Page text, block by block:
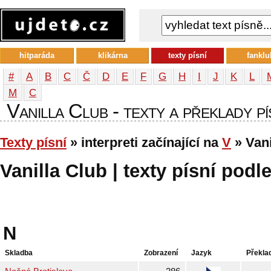
# A B C Č D E F G H I J K L
М
С
Vanilla Club - texty a překlady
Texty písní» interpreti začínající na V »
Vanilla Club | texty písní
N
Skladba Zobrazení Jazyk
hitparáda klikárna texty písní